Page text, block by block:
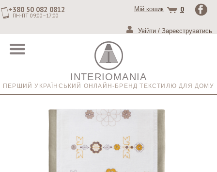
+380 50 082 0812
ПН-ПТ 09:00–17:00
Мій кошик 0
Увійти / Зареєструватись
INTERIOMANIA
ПЕРШИЙ УКРАЇНСЬКИЙ ОНЛАЙН-БРЕНД ТЕКСТИЛЮ ДЛЯ ДОМУ